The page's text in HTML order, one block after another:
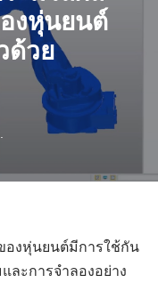
งหุ่นยนต์
ด้วย
องหุ่นยนต์มีการใช้กัน
ละการจำลองอย่าง